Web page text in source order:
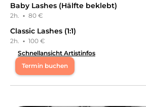
Baby Lashes (Hälfte beklebt)
2h. · 80 €
Classic Lashes (1:1)
2h. · 100 €
Schnellansicht Artistinfos
Termin buchen
Mo 10:00 - 19:00